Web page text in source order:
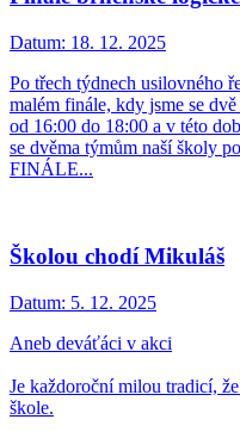
Datum: 18. 12. 2025
Po třech týdnech usilovného
malém finále, kdy jsme se
od 16:00 do 18:00 a v této
se dvěma týmům naší školy
FINÁLE...
Školou chodí Mikuláš
Datum: 5. 12. 2025
Aneb deváťáci v akci
Je každoroční milou tradicí,
škole.